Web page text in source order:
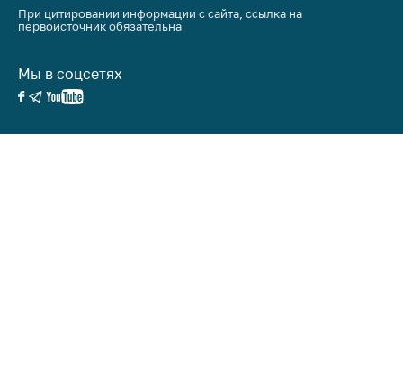
При цитировании информации с сайта, ссылка на
первоисточник обязательна
Мы в соцсетях